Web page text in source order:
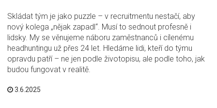
Skládat tým je jako puzzle – v recruitmentu nestačí, aby
nový kolega „nějak zapadl“. Musí to sednout profesně i
lidsky. My se věnujeme náboru zaměstnanců i cílenému
headhuntingu už přes 24 let. Hledáme lidi, kteří do týmu
opravdu patří – ne jen podle životopisu, ale podle toho, jak
budou fungovat v realitě.
3.6.2025